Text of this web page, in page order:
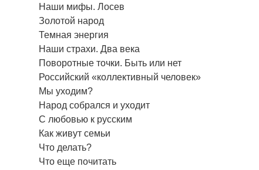
Наши мифы. Лосев
Золотой народ
Темная энергия
Наши страхи. Два века
Поворотные точки. Быть или нет
Российский «коллективный человек»
Мы уходим?
Народ собрался и уходит
С любовью к русским
Как живут семьи
Что делать?
Что еще почитать